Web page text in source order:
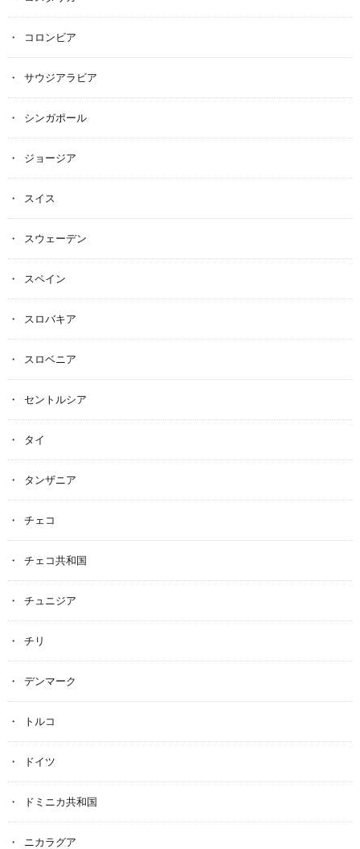
コロンビア
サウジアラビア
シンガポール
ジョージア
スイス
スウェーデン
スペイン
スロバキア
スロベニア
セントルシア
タイ
タンザニア
チェコ
チェコ共和国
チュニジア
チリ
デンマーク
トルコ
ドイツ
ドミニカ共和国
ニカラグア